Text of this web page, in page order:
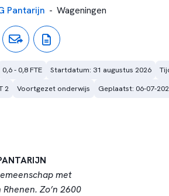
Pantarijn - Wageningen
0,6 - 0,8 FTE Startdatum: 31 augustus 2026
2 Voortgezet onderwijs
Geplaatst: 06-07-
met
Zo’n 2600